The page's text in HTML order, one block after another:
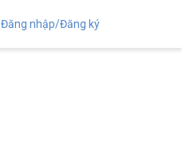
Đăng nhập/Đăng ký